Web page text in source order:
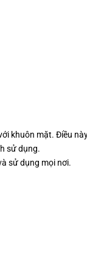
khuôn mặt. Điều
sử dụng.
sử dụng mọi nơi.